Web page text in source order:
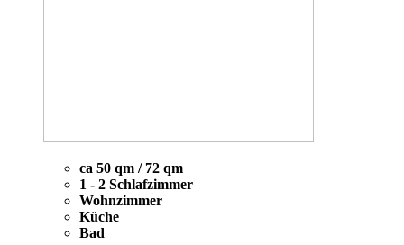
ca 50 qm / 72 qm
1 - 2 Schlafzimmer
Wohnzimmer
Küche
Bad